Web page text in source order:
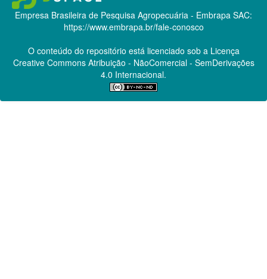
Empresa Brasileira de Pesquisa Agropecuária - Embrapa SAC:
https://www.embrapa.br/fale-conosco
O conteúdo do repositório está licenciado sob a Licença
Creative CommonsAtribuição - NãoComercial - SemDerivações
4.0 Internacional.